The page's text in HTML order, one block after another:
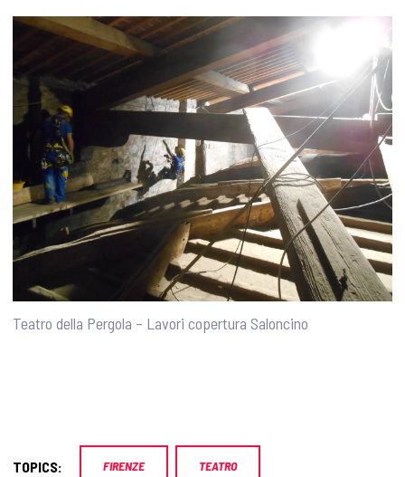
Teatro della Pergola – Lavori copertura Saloncino
TOPICS: FIRENZE TEATRO